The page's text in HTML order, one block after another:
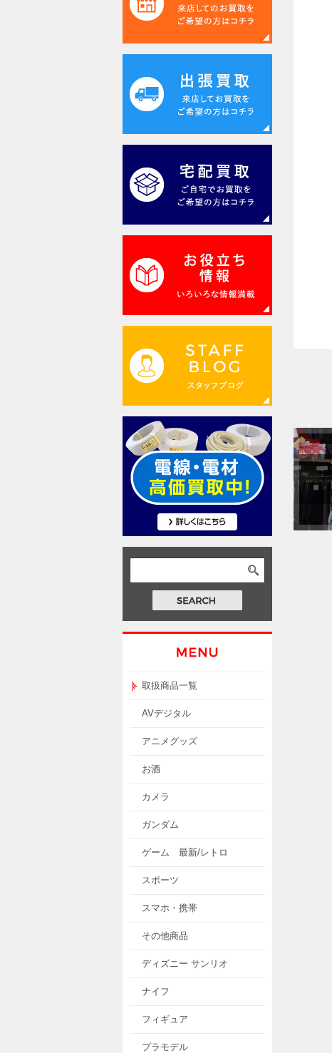
取扱商品一覧
AVデジタル
アニメグッズ
お酒
カメラ
ガンダム
ゲーム 最新/レトロ
スポーツ
スマホ・携帯
その他商品
ディズニー サンリオ
ナイフ
フィギュア
プラモデル